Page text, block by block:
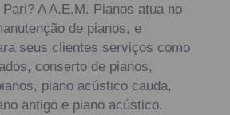
A A.E.M. Pianos atua no
de pianos, e
seus clientes serviços como
conserto de pianos,
piano acústico cauda,
antigo e piano acústico.